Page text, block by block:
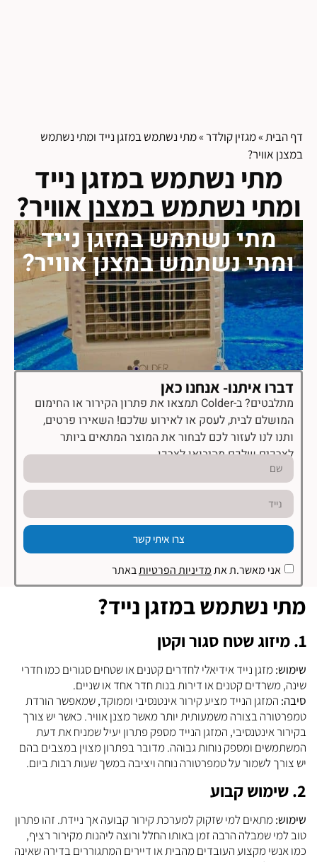
דברו איתנו- אנחנו כאן
מתלבטים? ב-Colder תמצאו את פתרון הקירור או החימום
המושלם לבית, לעסק או לאירוע שלכם! השאירו פרטים,
ותנו לנו לעזור לכם לבחור את המוצר המתאים ביותר
לצרכים שלכם מהיבואן לצרכן.
אני מאשר.ת אתמדיניות הפרטיותבאתר
צרו איתי קשר
מתי נשתמש במזגן נייד
ומתי נשתמש במצנן אוויר?
מתי נשתמש במזגן נייד
ומתי נשתמש במצנן אוויר?
דף הבית»מגזין קולדר»מתי נשתמש במזגן נייד ומתי נשתמש
במצנן אוויר?
מתי נשתמש במזגן נייד?
1. מיזוג שטח סגור וקטן
שימוש:מזגן נייד אידיאלי לחדרים קטנים או שטחים סגורים כמו חדרי
שינה, משרדים קטנים או דירות בנות חדר אחד או שניים.
סיבה: המזגן הנייד מציע קירור אינטנסיבי וממוקד, שמאפשר הורדת
טמפרטורה בצורה משמעותית יותר מאשר מצנן אוויר. כאשר יש צורך
בקירור אינטנסיבי, המזגן הנייד מספק פתרון יעיל שמניח את דעת
המשתמשים ומספק נוחות גבוהה. מדובר בפתרון מצוין במצבים בהם
יש צורך לשמור על טמפרטורה נוחה ויציבה במשך שעות רבות ביום.
2. שימוש קבוע
שימוש:מתאים למי שזקוק למערכת קירור קבועה אך ניידת. זהו פתרון
טוב למי שמבלה הרבה זמן באותו החלל ורוצה ליהנות מקירור רציף,
כמו אנשי מקצוע העובדים מהבית או דיירים המתגוררים בדירה שאינה